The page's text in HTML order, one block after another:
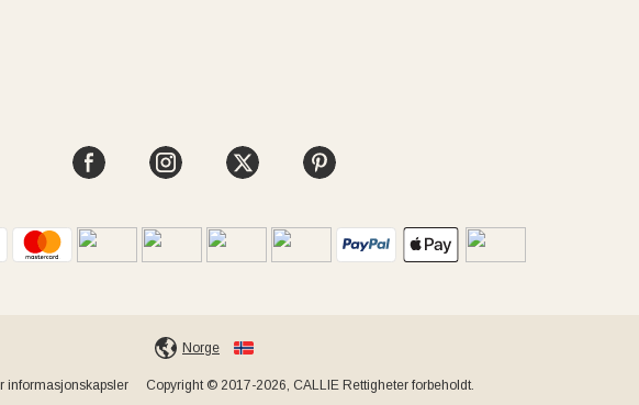
Norge
informasjonskapsler Copyright © 2017-2026, CALLIE Rettigheter forbeholdt.